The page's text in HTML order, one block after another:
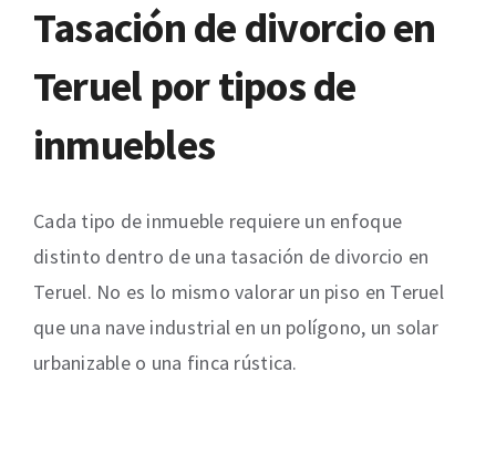
Tasación de divorcio en
Teruel por tipos de
inmuebles
Cada tipo de inmueble requiere un enfoque
distinto dentro de una tasación de divorcio en
Teruel. No es lo mismo valorar un piso en Teruel
que una nave industrial en un polígono, un solar
urbanizable o una finca rústica.